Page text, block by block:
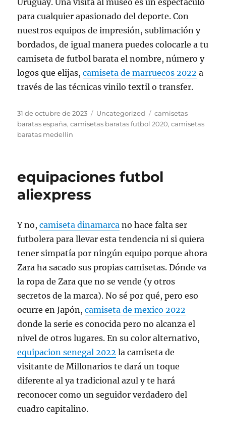
Uruguay. Una visita al museo es un espectáculo
para cualquier apasionado del deporte. Con
nuestros equipos de impresión, sublimación y
bordados, de igual manera puedes colocarle a tu
camiseta de futbol barata el nombre, número y
logos que elijas,camiseta de marruecos 2022 a
través de las técnicas vinilo textil o transfer.
Publicado
el
31 de octubre de 2023 Categorías
Uncategorized Etiquetas
camisetas
baratas españa,camisetas baratas futbol 2020,camisetas
baratas medellin
equipaciones futbol
aliexpress
Y no,camiseta dinamarca no hace falta ser
futbolera para llevar esta tendencia ni si quiera
tener simpatía por ningún equipo porque ahora
Zara ha sacado sus propias camisetas. Dónde va
la ropa de Zara que no se vende (y otros
secretos de la marca). No sé por qué, pero eso
ocurre en Japón,camiseta de mexico 2022
donde la serie es conocida pero no alcanza el
nivel de otros lugares. En su color alternativo,
equipacion senegal 2022 la camiseta de
visitante de Millonarios te dará un toque
diferente al ya tradicional azul y te hará
reconocer como un seguidor verdadero del
cuadro capitalino.